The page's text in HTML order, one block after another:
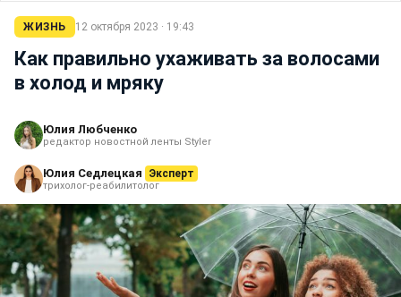
ЖИЗНЬ 12 октября 2023 · 19:43
Как правильно ухаживать за волосами
в холод и мряку
Юлия Любченко
редактор новостной ленты Styler
Юлия Седлецкая Эксперт
трихолог-реабилитолог